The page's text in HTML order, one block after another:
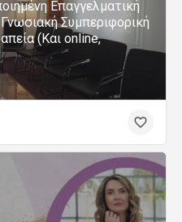
Επαγγελματική
Συμπεριφορική
(Και online,